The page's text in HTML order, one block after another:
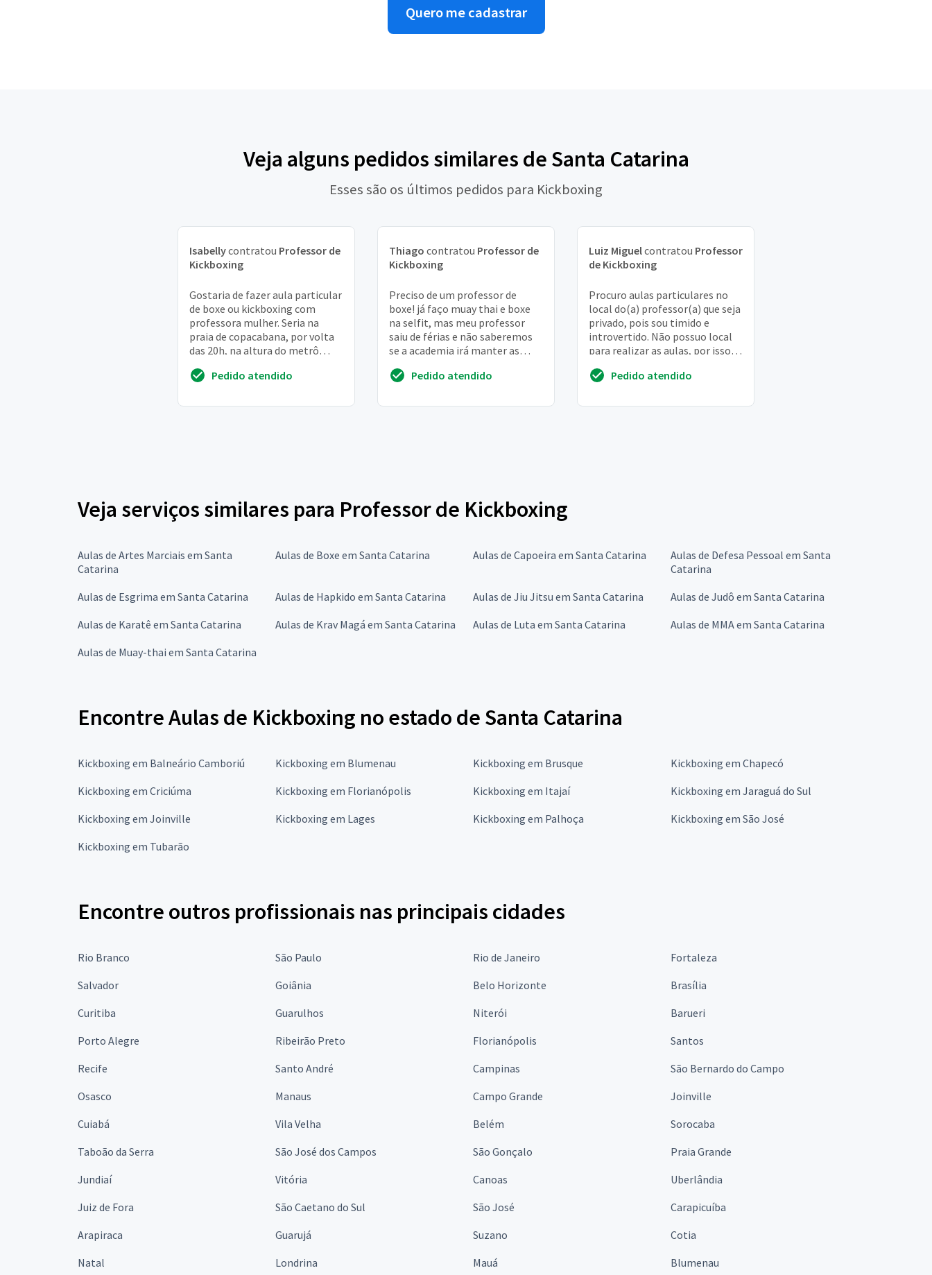
Quero me cadastrar
Veja alguns pedidos similares de Santa Catarina
Esses são os últimos pedidos para Kickboxing
Isabellycontratou Professor de
Kickboxing
Gostaria de fazer aula particular
de boxe ou kickboxing com
professora mulher. Seria na
praia de copacabana, por volta
das 20h, na altura do metrô
Pedido atendido
Thiago contratou Professor de
Kickboxing
Preciso de um professor de
boxe! já faço muay thai e boxe
na selfit, mas meu professor
saiu de férias e não saberemos
se a academia irá manter as
professor...
Pedido atendido
Luiz Miguelcontratou Professor
de Kickboxing
Procuro aulas particulares no
local do(a) professor(a) que seja
privado, pois sou timido e
introvertido. Não possuo local
para realizar as aulas, por isso, é
seden...Pedido atendido
Veja serviços similares para Professor de Kickboxing
Aulas de Artes Marciais em Santa
Catarina
Aulas de Boxe em Santa Catarina Aulas de Capoeira em Santa Catarina
Aulas de Defesa Pessoal em Santa
Catarina
Aulas de Esgrima em Santa Catarina
Aulas de Hapkido em Santa Catarina Aulas de Jiu Jitsu em Santa Catarina
Aulas de Judô em Santa Catarina
Aulas de Karatê em Santa Catarina
Aulas de Krav Magá em Santa Catarina Aulas de Luta em Santa Catarina
Aulas de MMA em Santa Catarina
Aulas de Muay-thai em Santa Catarina
Encontre Aulas de Kickboxing no estado de Santa Catarina
Kickboxing em Balneário Camboriú Kickboxing em Blumenau Kickboxing em Brusque
Kickboxing em Chapecó
Kickboxing em Criciúma
Kickboxing em Florianópolis Kickboxing em Itajaí
Kickboxing em Jaraguá do Sul
Kickboxing em Joinville
Kickboxing em Lages Kickboxing em Palhoça
Kickboxing em São José
Kickboxing em Tubarão
Encontre outros profissionais nas principais cidades
Rio Branco São Paulo Rio de Janeiro
Fortaleza
Salvador
Goiânia Belo Horizonte
Brasília
Curitiba
Guarulhos Niterói
Barueri
Porto Alegre
Ribeirão Preto Florianópolis
Santos
Recife
Santo André Campinas
São Bernardo do Campo
Osasco
Manaus Campo Grande
Joinville
Cuiabá
Vila Velha Belém
Sorocaba
Taboão da Serra
São José dos Campos São Gonçalo
Praia Grande
Jundiaí
Vitória Canoas
Uberlândia
Juiz de Fora
São Caetano do Sul São José
Carapicuíba
Arapiraca
Guarujá Suzano
Cotia
Natal
Londrina Mauá Blumenau